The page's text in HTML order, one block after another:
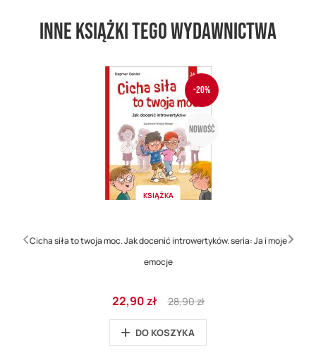
Inne książki tego wydawnictwa
-20%
Nowość
KSIĄŻKA
Cicha siła to twoja moc. Jak docenić introwertyków. seria: Ja i moje
emocje
Cena
promocyjna
22,90 zł
Regular
Price
28,90 zł
DO KOSZYKA